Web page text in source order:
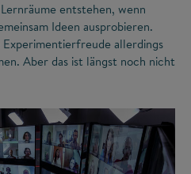
entstehen, wenn
Ideen ausprobieren.
allerdings
Aber das ist längst noch nicht